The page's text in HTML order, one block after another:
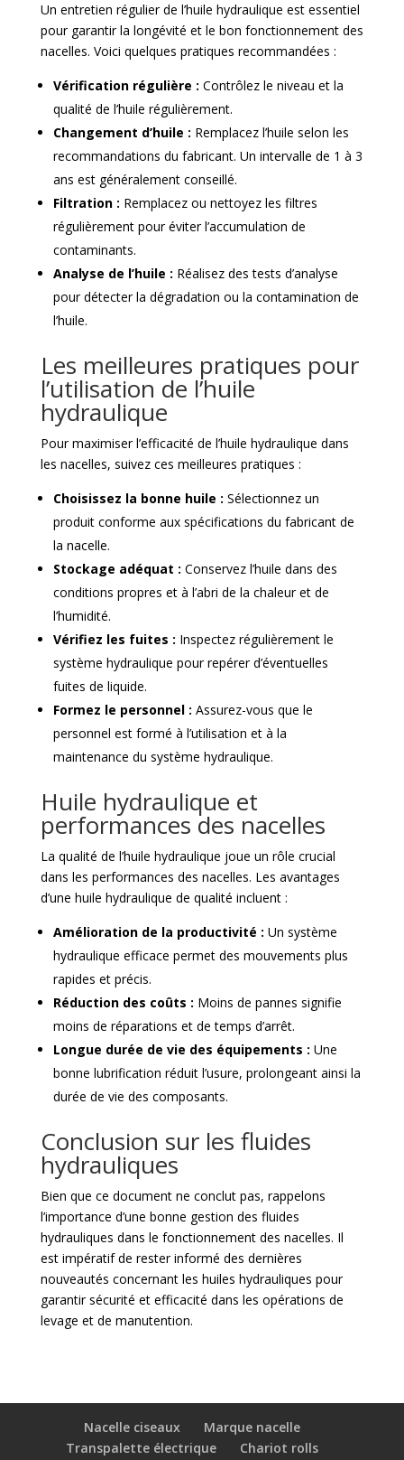
Un entretien régulier de l’huile hydraulique est essentiel
pour garantir la longévité et le bon fonctionnement des
nacelles. Voici quelques pratiques recommandées :
Vérification régulière : Contrôlez le niveau et la
qualité de l’huile régulièrement.
Changement d’huile : Remplacez l’huile selon les
recommandations du fabricant. Un intervalle de 1 à 3
ans est généralement conseillé.
Filtration : Remplacez ou nettoyez les filtres
régulièrement pour éviter l’accumulation de
contaminants.
Analyse de l’huile : Réalisez des tests d’analyse
pour détecter la dégradation ou la contamination de
l’huile.
Les meilleures pratiques pour
l’utilisation de l’huile
hydraulique
Pour maximiser l’efficacité de l’huile hydraulique dans
les nacelles, suivez ces meilleures pratiques :
Choisissez la bonne huile : Sélectionnez un
produit conforme aux spécifications du fabricant de
la nacelle.
Stockage adéquat : Conservez l’huile dans des
conditions propres et à l’abri de la chaleur et de
l’humidité.
Vérifiez les fuites : Inspectez régulièrement le
système hydraulique pour repérer d’éventuelles
fuites de liquide.
Formez le personnel : Assurez-vous que le
personnel est formé à l’utilisation et à la
maintenance du système hydraulique.
Huile hydraulique et
performances des nacelles
La qualité de l’huile hydraulique joue un rôle crucial
dans les performances des nacelles. Les avantages
d’une huile hydraulique de qualité incluent :
Amélioration de la productivité : Un système
hydraulique efficace permet des mouvements plus
rapides et précis.
Réduction des coûts : Moins de pannes signifie
moins de réparations et de temps d’arrêt.
Longue durée de vie des équipements : Une
bonne lubrification réduit l’usure, prolongeant ainsi la
durée de vie des composants.
Conclusion sur les fluides
hydrauliques
Bien que ce document ne conclut pas, rappelons
l’importance d’une bonne gestion des fluides
hydrauliques dans le fonctionnement des nacelles. Il
est impératif de rester informé des dernières
nouveautés concernant les huiles hydrauliques pour
garantir sécurité et efficacité dans les opérations de
levage et de manutention.
Nacelle ciseaux
Marque nacelle
Transpalette électrique
Chariot rolls